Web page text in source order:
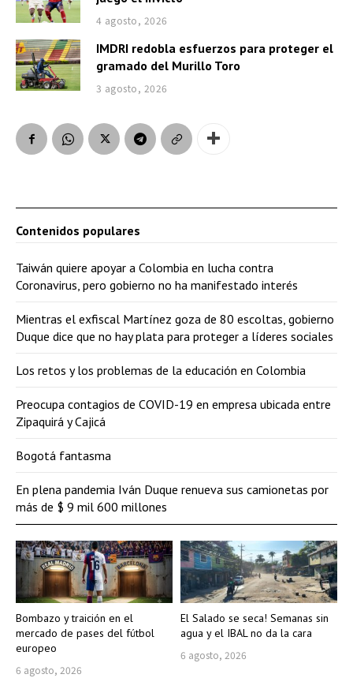
4 agosto, 2026
IMDRI redobla esfuerzos para proteger el
gramado del Murillo Toro
3 agosto, 2026
Bombazo y traición en el
mercado de pases del fútbol
europeo
6 agosto, 2026
El Salado se seca! Semanas sin
agua y el IBAL no da la cara
6 agosto, 2026
Contenidos populares
Taiwán quiere apoyar a Colombia en lucha contra
Coronavirus, pero gobierno no ha manifestado interés
Mientras el exfiscal Martínez goza de 80 escoltas, gobierno
Duque dice que no hay plata para proteger a líderes sociales
Los retos y los problemas de la educación en Colombia
Preocupa contagios de COVID-19 en empresa ubicada entre
Zipaquirá y Cajicá
Bogotá fantasma
En plena pandemia Iván Duque renueva sus camionetas por
más de $ 9 mil 600 millones